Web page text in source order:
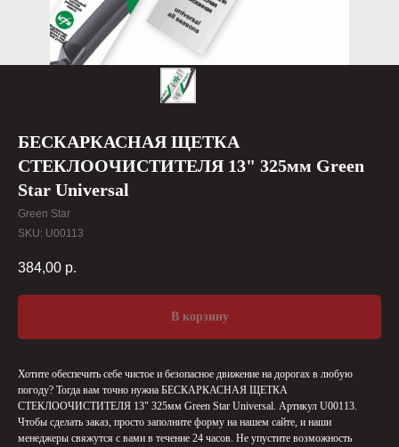
БЕСКАРКАСНАЯ ЩЕТКА
СТЕКЛООЧИСТИТЕЛЯ 13" 325мм Green
Star Universal
Green Star
SKU: U00113
384,00 р.
В корзину
Хотите обеспечить себе чистое и безопасное движение на дорогах в любую
погоду? Тогда вам точно нужна БЕСКАРКАСНАЯ ЩЕТКА
СТЕКЛООЧИСТИТЕЛЯ 13" 325мм Green Star Universal. Артикул U00113.
Чтобы сделать заказ, просто заполните форму на нашем сайте, и наши
менеджеры свяжутся с вами в течение 24 часов. Не упустите возможность